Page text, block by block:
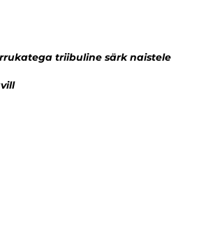
triibuline särk naistele